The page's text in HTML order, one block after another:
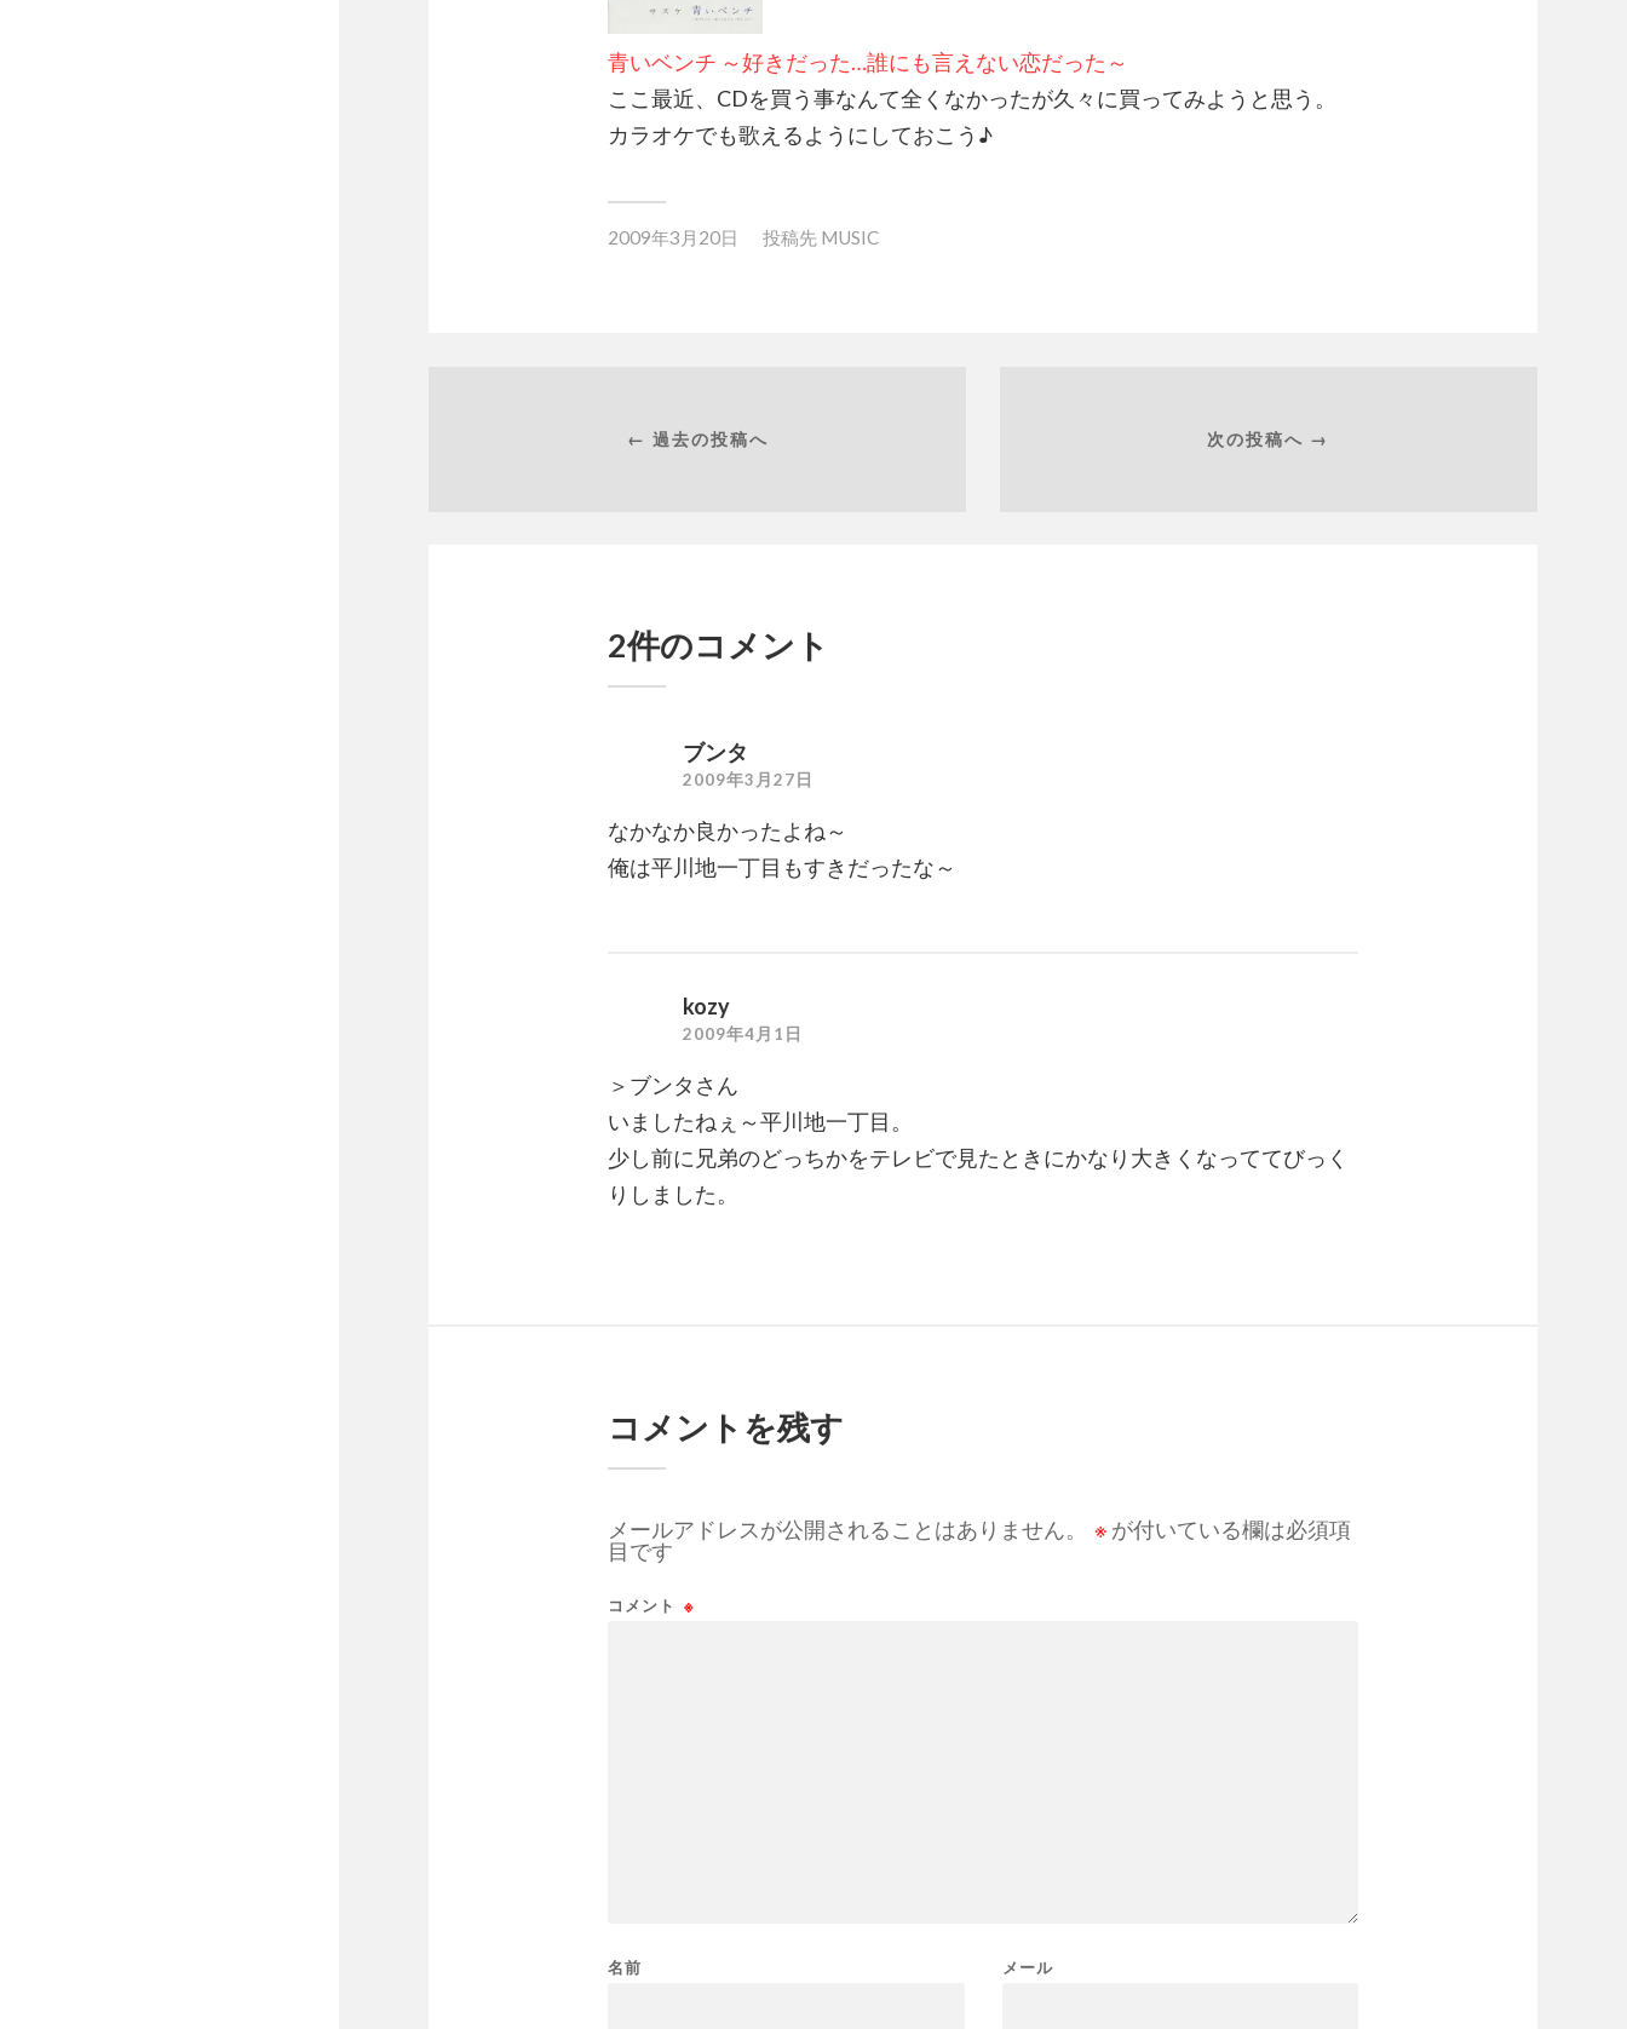
青いベンチ ～好きだった…誰にも言えない恋だった～
ここ最近、CDを買う事なんて全くなかったが久々に買ってみようと思う。
カラオケでも歌えるようにしておこう♪
2009年3月20日 投稿先 MUSIC
← 過去の投稿へ 次の投稿へ →
2件のコメント
ブンタ
2009年3月27日
なかなか良かったよね～
俺は平川地一丁目もすきだったな～
kozy
2009年4月1日
＞ブンタさん
いましたねぇ～平川地一丁目。
少し前に兄弟のどっちかをテレビで見たときにかなり大きくなっててびっく
りしました。
コメントを残す
メールアドレスが公開されることはありません。 ※ が付いている欄は必須項
目です
コメント ※
名前 メール